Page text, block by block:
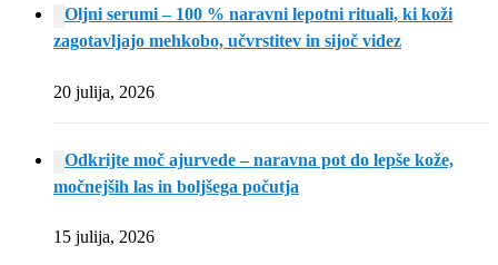
Oljni serumi – 100 % naravni lepotni rituali, ki koži
zagotavljajo mehkobo, učvrstitev in sijoč videz
20 julija, 2026
Odkrijte moč ajurvede – naravna pot do lepše kože,
močnejših las in boljšega počutja
15 julija, 2026